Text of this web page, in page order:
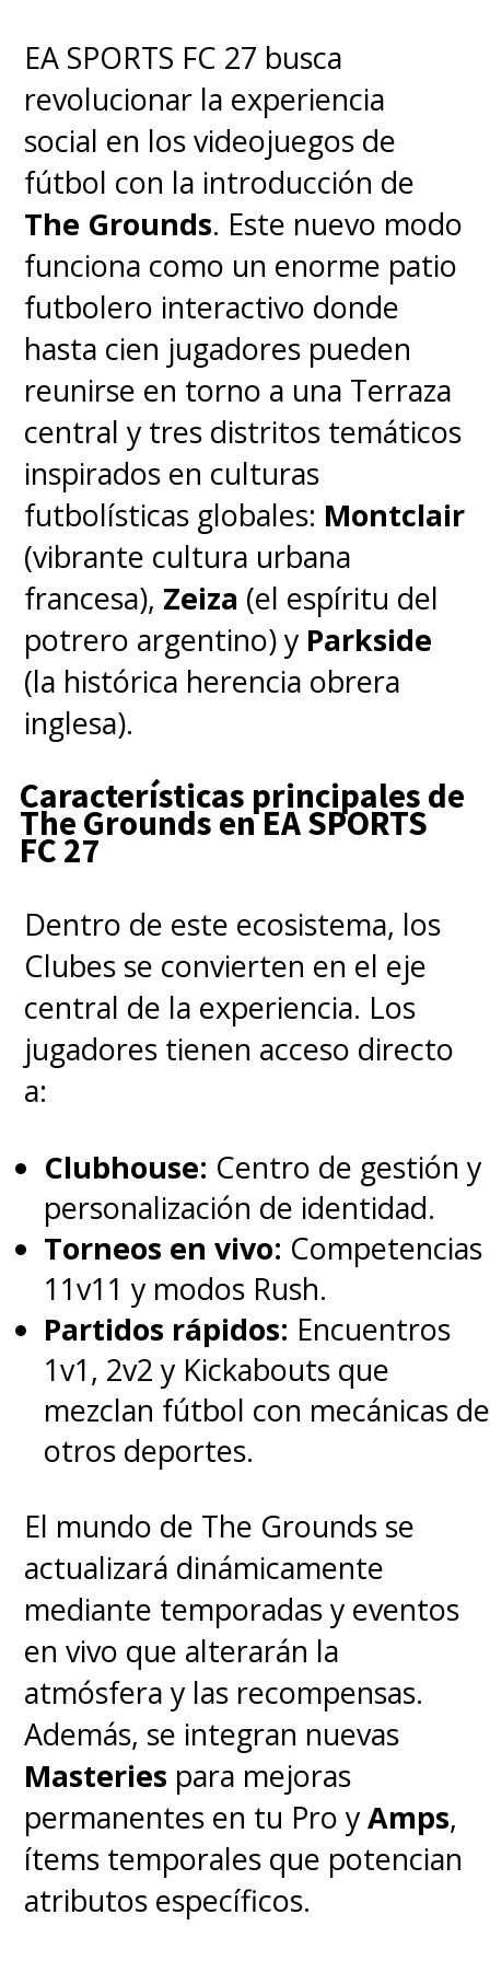
descubre le conducen a una
horrible verdad, y James se
encuentra luchando por resistir
lo suficiente para salvar a su
único y verdadero amor".
EA SPORTS FC 27 busca
revolucionar la experiencia
social en los videojuegos de
fútbol con la introducción de
The Grounds. Este nuevo modo
funciona como un enorme patio
futbolero interactivo donde
hasta cien jugadores pueden
reunirse en torno a una Terraza
central y tres distritos temáticos
inspirados en culturas
futbolísticas globales: Montclair
(vibrante cultura urbana
francesa), Zeiza (el espíritu del
potrero argentino) y Parkside
(la histórica herencia obrera
inglesa).
Características principales de
The Grounds en EA SPORTS
FC 27
Dentro de este ecosistema, los
Clubes se convierten en el eje
central de la experiencia. Los
jugadores tienen acceso directo
a:
Clubhouse: Centro de gestión y
personalización de identidad.
Torneos en vivo: Competencias
11v11 y modos Rush.
Partidos rápidos: Encuentros
1v1, 2v2 y Kickabouts que
mezclan fútbol con mecánicas de
otros deportes.
El mundo de The Grounds se
actualizará dinámicamente
mediante temporadas y eventos
en vivo que alterarán la
atmósfera y las recompensas.
Además, se integran nuevas
Masteries para mejoras
permanentes en tu Pro yAmps,
ítems temporales que potencian
atributos específicos.